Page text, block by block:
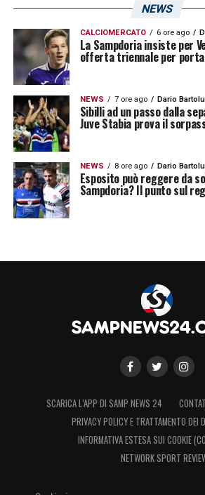
NEWS
CALCIOMERCATO 6 ore ago
La Sampdoria insiste per
offerta triennale per
NEWS 7 ore ago Dario
Sibilli ad un passo dalla
Juve Stabia prova il
NEWS 8 ore ago Dario
Esposito può reggere da
Sampdoria? Il punto sul
SCARICA L’APP DI SAMP NEWS 24
PRIVACY POLICY E TRATTAMENTO DEI
INFORMATIVA ESTESA SUI COOKIE
NETWORK SPORT